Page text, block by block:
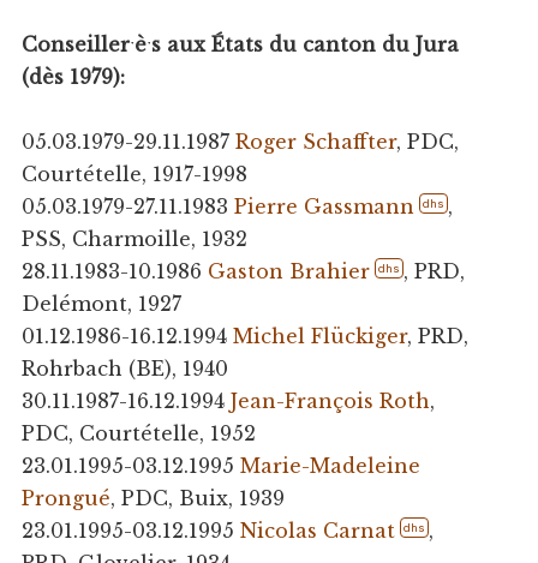
Conseillerˑèˑs aux États du canton du Jura
(dès 1979):
05.03.1979-29.11.1987 Roger Schaffter, PDC,
Courtételle, 1917-1998
05.03.1979-27.11.1983 Pierre Gassmann dhs ,
PSS, Charmoille, 1932
28.11.1983-10.1986 Gaston Brahier dhs , PRD,
Delémont, 1927
01.12.1986-16.12.1994 Michel Flückiger, PRD,
Rohrbach (BE), 1940
30.11.1987-16.12.1994 Jean-François Roth,
PDC, Courtételle, 1952
23.01.1995-03.12.1995 Marie-Madeleine
Prongué, PDC, Buix, 1939
23.01.1995-03.12.1995 Nicolas Carnat dhs ,